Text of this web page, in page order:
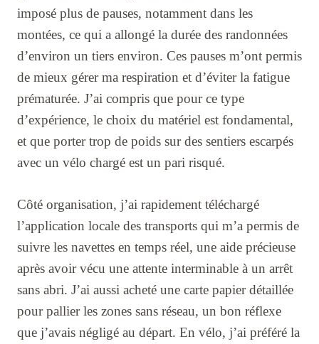
imposé plus de pauses, notamment dans les
montées, ce qui a allongé la durée des randonnées
d’environ un tiers environ. Ces pauses m’ont permis
de mieux gérer ma respiration et d’éviter la fatigue
prématurée. J’ai compris que pour ce type
d’expérience, le choix du matériel est fondamental,
et que porter trop de poids sur des sentiers escarpés
avec un vélo chargé est un pari risqué.
Côté organisation, j’ai rapidement téléchargé
l’application locale des transports qui m’a permis de
suivre les navettes en temps réel, une aide précieuse
après avoir vécu une attente interminable à un arrêt
sans abri. J’ai aussi acheté une carte papier détaillée
pour pallier les zones sans réseau, un bon réflexe
que j’avais négligé au départ. En vélo, j’ai préféré la